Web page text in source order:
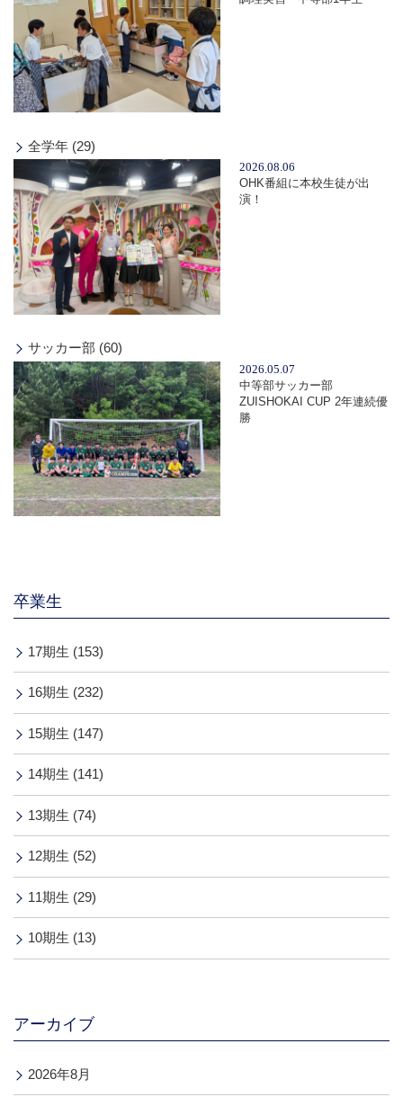
全学年 (29)
2026.08.06
OHK番組に本校生徒が出
演！
サッカー部 (60)
2026.05.07
中等部サッカー部
ZUISHOKAI CUP 2年連続優
勝
卒業生
17期生 (153)
16期生 (232)
15期生 (147)
14期生 (141)
13期生 (74)
12期生 (52)
11期生 (29)
10期生 (13)
アーカイブ
2026年8月